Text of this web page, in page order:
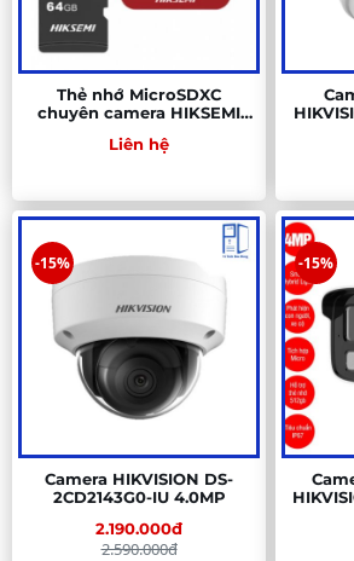
Thẻ nhớ MicroSDXC
chuyên camera HIKSEMI
Liên hệ
Camera HIKVISION DS-
2CD2143G0-IU 4.0MP
2.190.000đ
2.590.000đ
-15% -15%